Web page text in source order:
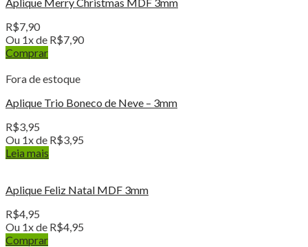
R$7,90
Ou 1x de R$7,90
Comprar
Fora de estoque
Aplique Trio Boneco de Neve – 3mm
R$3,95
Ou 1x de R$3,95
Leia mais
Aplique Feliz Natal MDF 3mm
R$4,95
Ou 1x de R$4,95
Comprar